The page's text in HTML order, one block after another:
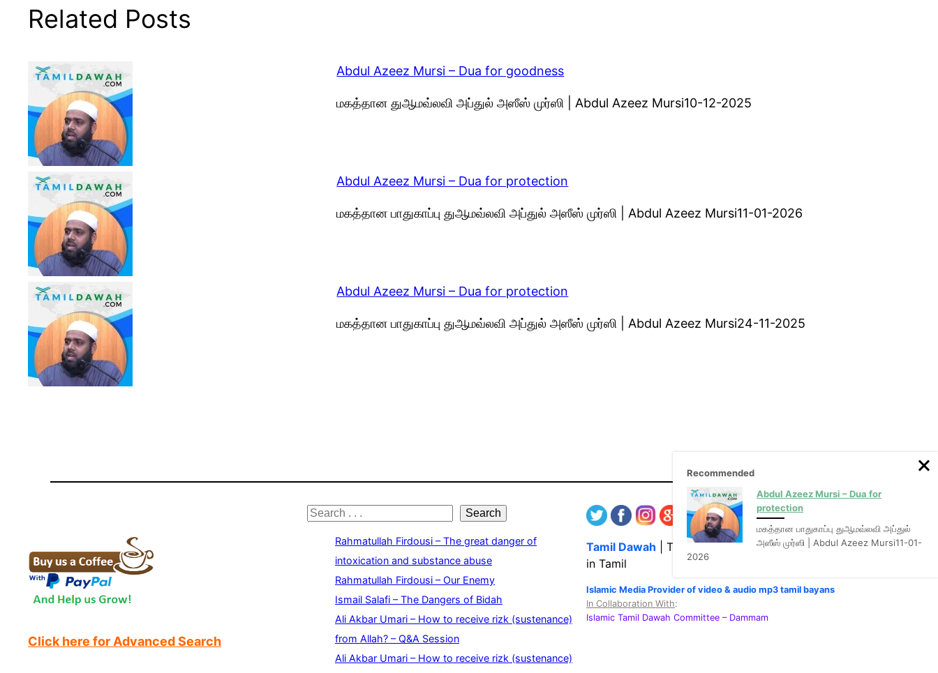
Related Posts
Abdul Azeez Mursi – Dua for goodness
மகத்தான துஆமவ்லவி அப்துல் அஸீஸ் முர்ஸி | Abdul Azeez Mursi10-12-2025
Abdul Azeez Mursi – Dua for protection
மகத்தான பாதுகாப்பு துஆமவ்லவி அப்துல் அஸீஸ் முர்ஸி | Abdul Azeez Mursi11-01-2026
Abdul Azeez Mursi – Dua for protection
மகத்தான பாதுகாப்பு துஆமவ்லவி அப்துல் அஸீஸ் முர்ஸி | Abdul Azeez Mursi24-11-2025
Click here for Advanced Search
S
Search
Rahmatullah Firdousi – The great danger of
intoxication and substance abuse
Rahmatullah Firdousi – Our Enemy
Ismail Salafi – The Dangers of Bidah
Ali Akbar Umari – How to receive rizk (sustenance)
from Allah? – Q&A Session
Ali Akbar Umari – How to receive rizk (sustenance)
Tamil Dawah | The Media Hub for Islamic Lectures
in Tamil
Islamic Media Provider of video & audio mp3 tamil bayans
In Collaboration With:
Islamic Tamil Dawah Committee – Dammam
Recommended
Abdul Azeez Mursi – Dua for
protection
மகத்தான பாதுகாப்பு துஆமவ்லவி அப்துல்
அஸீஸ் முர்ஸி | Abdul Azeez Mursi11-01-
2026